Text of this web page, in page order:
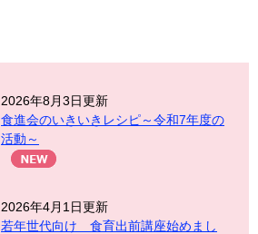
2026年8月3日更新
食進会のいきいきレシピ～令和7年度の
活動～
2026年4月1日更新
若年世代向け 食育出前講座始めまし